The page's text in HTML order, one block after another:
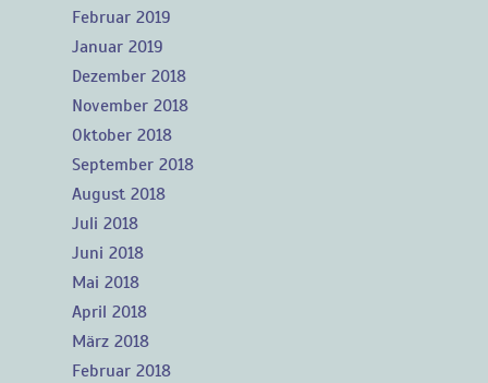
Februar 2019
Januar 2019
Dezember 2018
November 2018
Oktober 2018
September 2018
August 2018
Juli 2018
Juni 2018
Mai 2018
April 2018
März 2018
Februar 2018